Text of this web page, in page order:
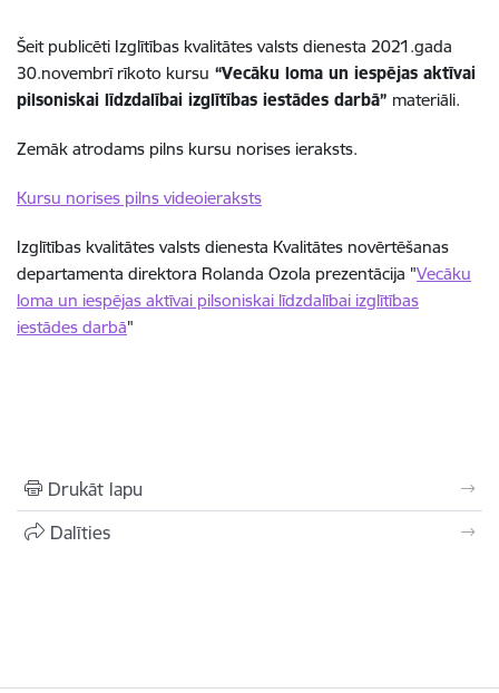
Šeit publicēti Izglītības kvalitātes valsts dienesta 2021.gada
30.novembrī rīkoto kursu “Vecāku loma un iespējas aktīvai
pilsoniskai līdzdalībai izglītības iestādes darbā” materiāli.
Zemāk atrodams pilns kursu norises ieraksts.
Kursu norises pilns videoieraksts
Izglītības kvalitātes valsts dienesta Kvalitātes novērtēšanas
departamenta direktora Rolanda Ozola prezentācija "Vecāku
loma un iespējas aktīvai pilsoniskai līdzdalībai izglītības
iestādes darbā"
Drukāt lapu
Dalīties